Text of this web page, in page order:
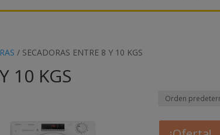
/ SECADORAS ENTRE 8 Y 10 KGS
10 KGS